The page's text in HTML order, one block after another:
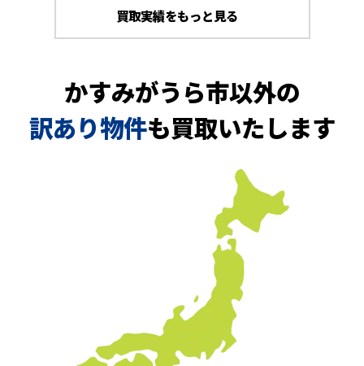
買取実績をもっと見る
かすみがうら市以外の
訳あり物件も買取いたします